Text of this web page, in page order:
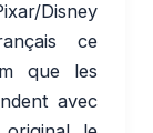
Disney
ce
que les
avec